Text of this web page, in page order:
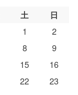
土
日
1
2
8
9
15
16
22
23